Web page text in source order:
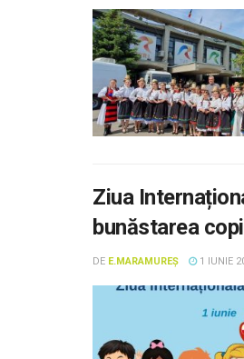
Ziua
bunăstarea
DE E.MARAMUREȘ 1 IUNIE